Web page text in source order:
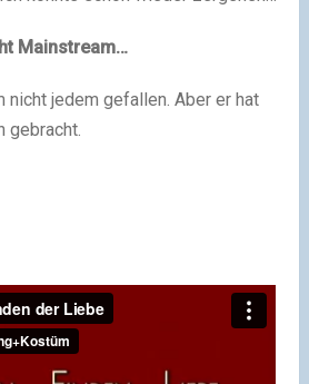
Mainstream…
nicht jedem gefallen. Aber er hat
gebracht.